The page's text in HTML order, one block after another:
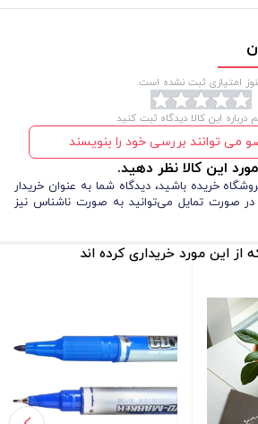
امتیازی ثبت نشده است.
این کالا دیدگاه ثبت کنید
می توانند بررسی خود را بنویسند
این کالا نظر دهید.
خریده باشید، دیدگاه شما به عنوان خریدار
صورت تمایل می‌توانید به صورت ناشناس نیز
از این مورد خریداری کرده اند